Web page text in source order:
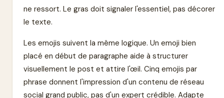
ne ressort. Le gras doit signaler l'essentiel, pas décorer
le texte.
Les emojis suivent la même logique. Un emoji bien
placé en début de paragraphe aide à structurer
visuellement le post et attire l'œil. Cinq emojis par
phrase donnent l'impression d'un contenu de réseau
social grand public, pas d'un expert crédible. Adapte